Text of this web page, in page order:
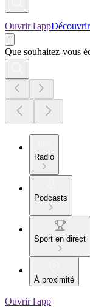
Ouvrir l'app
Que souhaitez-vous
Radio
Podcasts
Sport en direct
À proximité
Ouvrir l'app